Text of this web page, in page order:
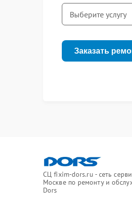
Заказать
СЦ fixim-dors.ru - сеть
Москве по ремонту и
Dors